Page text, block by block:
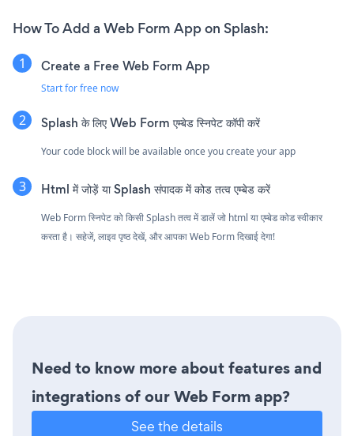
How To Add a Web Form App on Splash:
Create a Free Web Form App
Start for free now
Splash के लिए Web Form एम्बेड स्निपेट कॉपी करें
Your code block will be available once you create your app
Html में जोड़ें या Splash संपादक में कोड तत्व एम्बेड करें
Web Form स्निपेट को किसी Splash तत्व में डालें जो html या एम्बेड कोड स्वीकार
करता है। सहेजें, लाइव पृष्ठ देखें, और आपका Web Form दिखाई देगा!
Need to know more about features and
integrations of our Web Form app?
See the details